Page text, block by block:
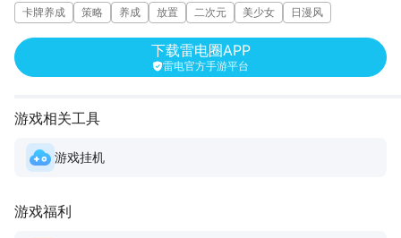
卡牌养成 策略 养成 放置 二次元 美少女 日漫风
下载雷电圈APP
雷电官方手游平台
游戏相关工具
游戏挂机
游戏福利